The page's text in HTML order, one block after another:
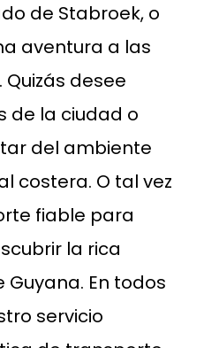
de Stabroek, o
aventura a las
desee
de la ciudad o
del ambiente
costera. O tal vez
fiable para
la rica
En todos
servicio